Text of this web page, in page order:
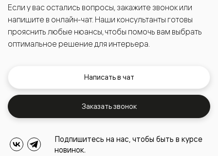
Если у вас остались вопросы, закажите звонок или
напишите в онлайн-чат. Наши консультанты готовы
прояснить любые нюансы, чтобы помочь вам выбрать
оптимальное решение для интерьера.
Написать в чат
Заказать звонок
Подпишитесь на нас, чтобы быть в курсе
новинок.